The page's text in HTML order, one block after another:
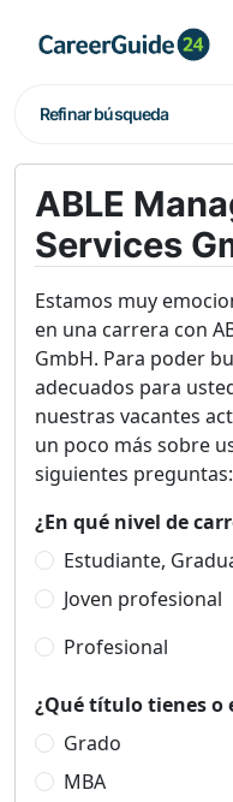
Refinar búsqueda
ABLE
Services
Estamos muy
en una carrera con
GmbH. Para poder
adecuados para
nuestras vacantes
un poco más sobre
siguientes preguntas:
¿En qué nivel de
Estudiante,
Joven profesional
Profesional
¿Qué título tienes o
Grado
MBA